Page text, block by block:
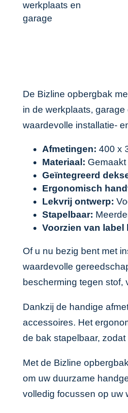
De Bizline opbergbak
in de werkplaats,
waardevolle installatie-
Afmetingen: 400 x
Materiaal:
Geïntegreerd
Ergonomisch
Lekvrij ontwerp:
Stapelbaar:
Voorzien van label
Of u nu bezig bent met
waardevolle
bescherming tegen
Dankzij de handige
accessoires. Het
de bak stapelbaar,
Met de Bizline
om uw duurzame
volledig focussen op uw